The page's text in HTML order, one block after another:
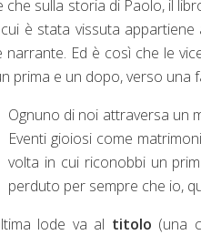
che sulla storia di Paolo, il
è stata vissuta appartiene
narrante. Ed è così che le
prima e un dopo, verso una
Ognuno di noi attraversa un
Eventi gioiosi come
volta in cui riconobbi un
perduto per sempre che io,
lode va al titolo (una